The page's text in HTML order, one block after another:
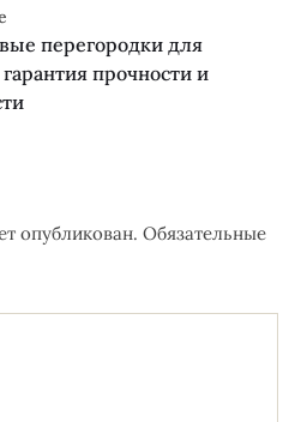
перегородки для
прочности и
опубликован. Обязательные